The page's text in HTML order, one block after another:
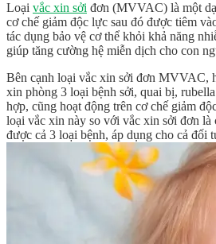
Loại vắc xin sởi đơn (MVVAC) là một
cơ chế giảm độc lực sau đó được tiêm
tác dụng bảo vệ cơ thể khỏi khả năng
giúp tăng cường hệ miễn dịch cho con
Bên cạnh loại vắc xin sởi đơn MVVAC,
xin phòng 3 loại bệnh sởi, quai bị,
hợp, cũng hoạt động trên cơ chế giảm
loại vắc xin này so với vắc xin sởi đơn là
được cả 3 loại bệnh, áp dụng cho cả đối